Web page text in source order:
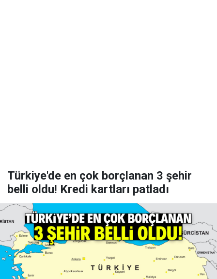
Türkiye'de en çok borçlanan 3 şehir
belli oldu! Kredi kartları patladı